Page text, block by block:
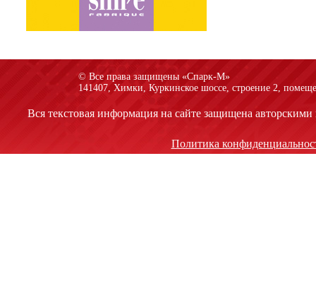
© Все права защищены «Спарк-M»
141407, Химки, Куркинское шоссе, строение 2,
Вся текстовая информация на сайте защищена
Политика